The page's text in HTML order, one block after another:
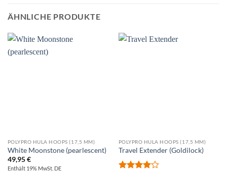
ÄHNLICHE PRODUKTE
POLYPRO HULA HOOPS (17,5 MM)
White Moonstone (pearlescent)
49,95€
Enthält 19% MwSt. DE
POLYPRO HULA HOOPS (17,5 MM)
Travel Extender (Goldilock)